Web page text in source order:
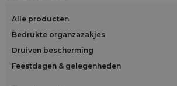
Alle producten
Bedrukte organzazakjes
Druiven bescherming
Feestdagen & gelegenheden